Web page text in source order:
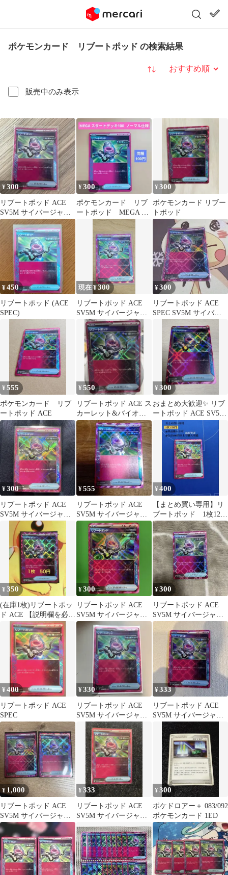
ポケモンカード リブートポッド の検索結果
販売中のみ表示
並び替え
¥300
リブートポッド ACE
SV5M サイバージャッ
ジ 063/071
¥300
ポケモンカード リブ
ートポッド MEGA ス
タートデッキ100 ノー
マル仕様
¥300
ポケモンカード リブー
トポッド
¥450
リブートポッド (ACE
SPEC)
現在 ¥300
リブートポッド ACE
SV5M サイバージャッ
ジ 063/071
¥300
リブートポッド ACE
SPEC SV5M サイバー
¥555
ポケモンカード リブ
ートポッド ACE
¥550
リブートポッド ACE ス
カーレット&バイオレ
ット 拡張パック サイバ
ージャッ…
¥300
おまとめ大歓迎✨️ リブ
ートポッド ACE SV5M
063/071
¥300
リブートポッド ACE
SV5M サイバージャッ
ジ 063/071
¥555
リブートポッド ACE
SV5M サイバージャッ
ジ 063/071
¥400
【まとめ買い専用】リ
ブートポッド 1枚120
円
¥350
(在庫1枚)リブートポッ
ド ACE 【説明欄を必ず
お読み下さい】
¥300
リブートポッド ACE
SV5M サイバージャッ
ジ 063/071
¥300
リブートポッド ACE
SV5M サイバージャッ
ジ 063/071
¥400
リブートポッド ACE
SPEC
¥330
リブートポッド ACE
SV5M サイバージャッ
ジ 063/071
¥333
リブートポッド ACE
SV5M サイバージャッ
ジ 063/071
¥ 1,000
リブートポッド ACE
SV5M サイバージャッ
ジ
¥333
リブートポッド ACE
SV5M サイバージャッ
ジ 063/071
¥300
ポケドロアー＋ 083/092
ポケモンカード 1ED